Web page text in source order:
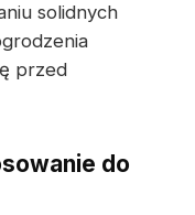
solidnych
przed
do